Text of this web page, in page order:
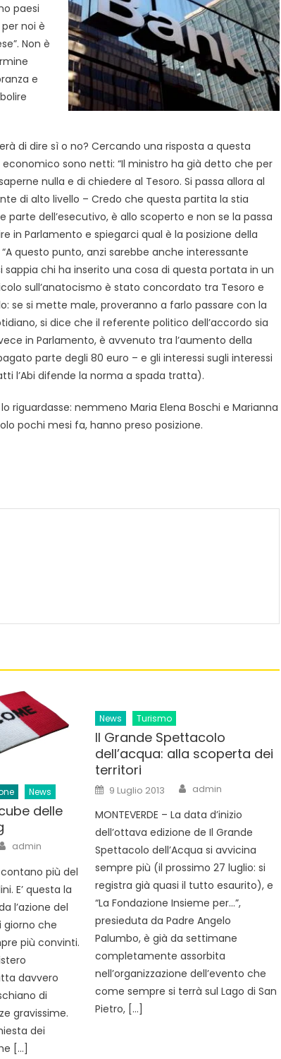
paesi
noi è
Non è
e
di dire sì o no? Cercando una risposta a questa
sono netti: “Il ministro ha già detto che per
nulla e di chiedere al Tesoro. Si passa allora al
di alto livello – Credo che questa partita la stia
parte dell’esecutivo, è allo scoperto e non se la passa
in Parlamento e spiegarci qual è la posizione della
questo punto, anzi sarebbe anche interessante
sappia chi ha inserito una cosa di questa portata in un
sull’anatocismo è stato concordato tra Tesoro e
se si mette male, proveranno a farlo passare con la
si dice che il referente politico dell’accordo sia
in Parlamento, è avvenuto tra l’aumento della
parte degli 80 euro – e gli interessi sugli interessi
l’Abi difende la norma a spada tratta).
riguardasse: nemmeno Maria Elena Boschi e Marianna
pochi mesi fa, hanno preso posizione.
News
delle
Author
admin
più del
E’ questa la
l’azione del
giorno che
più convinti.
davvero
di
gravissime.
dei
[…]
News Turismo
Il Grande Spettacolo
dell’acqua: alla scoperta dei
territori
Posted
on
9 Luglio 2013 Author
admin
MONTEVERDE – La data d’inizio
dell’ottava edizione de Il Grande
Spettacolo dell’Acqua si avvicina
sempre più (il prossimo 27 luglio: si
registra già quasi il tutto esaurito), e
“La Fondazione Insieme per…”,
presieduta da Padre Angelo
Palumbo, è già da settimane
completamente assorbita
nell’organizzazione dell’evento che
come sempre si terrà sul Lago di San
Pietro, […]